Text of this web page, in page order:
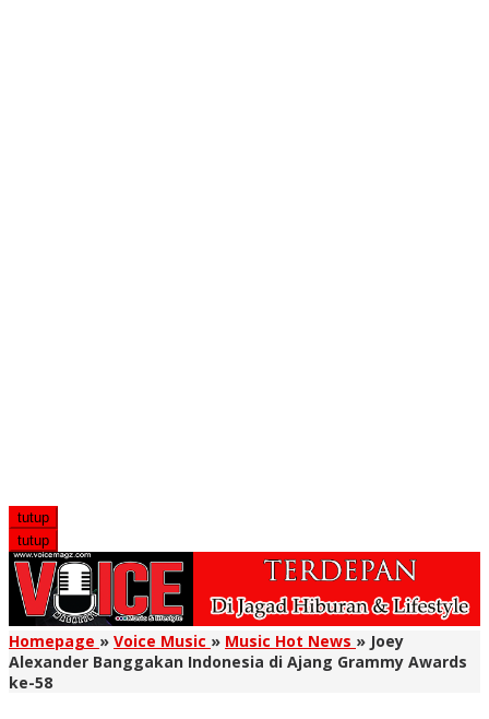
tutup
tutup
Homepage » Voice Music » Music Hot News » Joey
Alexander Banggakan Indonesia di Ajang Grammy Awards
ke-58